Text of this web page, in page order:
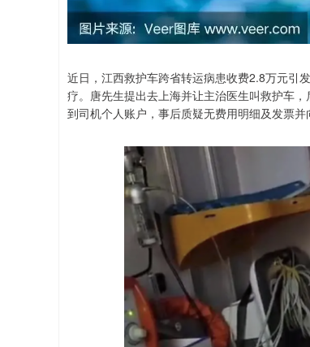
近日，江西救护车跨省转运病患收费2.8万元引
疗。唐先生提出去上海并让主治医生叫救护车
到司机个人账户，事后质疑无费用明细及发票并